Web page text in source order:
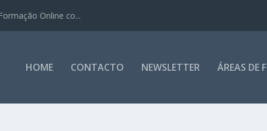
Online co...
HOME CONTACTO NEWSLETTER ÁREAS DE